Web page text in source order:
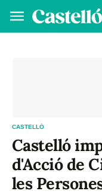
CASTELLÓ
Castelló
d'Acció de
les